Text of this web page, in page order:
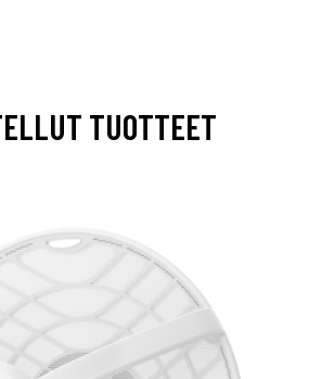
TUOTTEET